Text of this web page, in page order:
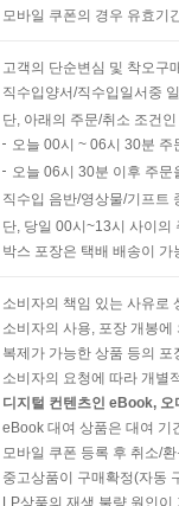
모바일 쿠폰의 경우 유효기
고객의 단순변심 및 착오구
직수입양서/직수입일서중
단, 아래의 주문/취소 조건
오늘 00시 ~ 06시 30분
오늘 06시 30분 이후 주
직수입 음반/영상물/기프트
단, 당일 00시~13시 사이의
박스 포장은 택배 배송이
소비자의 책임 있는 사유로
소비자의 사용, 포장 개봉
복제가 가능한 상품 등의
소비자의 요청에 따라 개별
디지털 컨텐츠인 eBook,
eBook 대여 상품은 대여 기
모바일 쿠폰 등록 후 취소/
중고상품이 구매확정(자동
LP상품의 재생 불량 원인